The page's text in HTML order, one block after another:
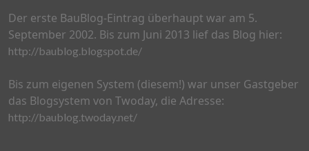
Der erste BauBlog-Eintrag überhaupt war am 5.
September 2002. Bis zum Juni 2013 lief das Blog hier:
http://baublog.blogspot.de/
Bis zum eigenen System (diesem!) war unser Gastgeber
das Blogsystem von Twoday, die Adresse:
http://baublog.twoday.net/